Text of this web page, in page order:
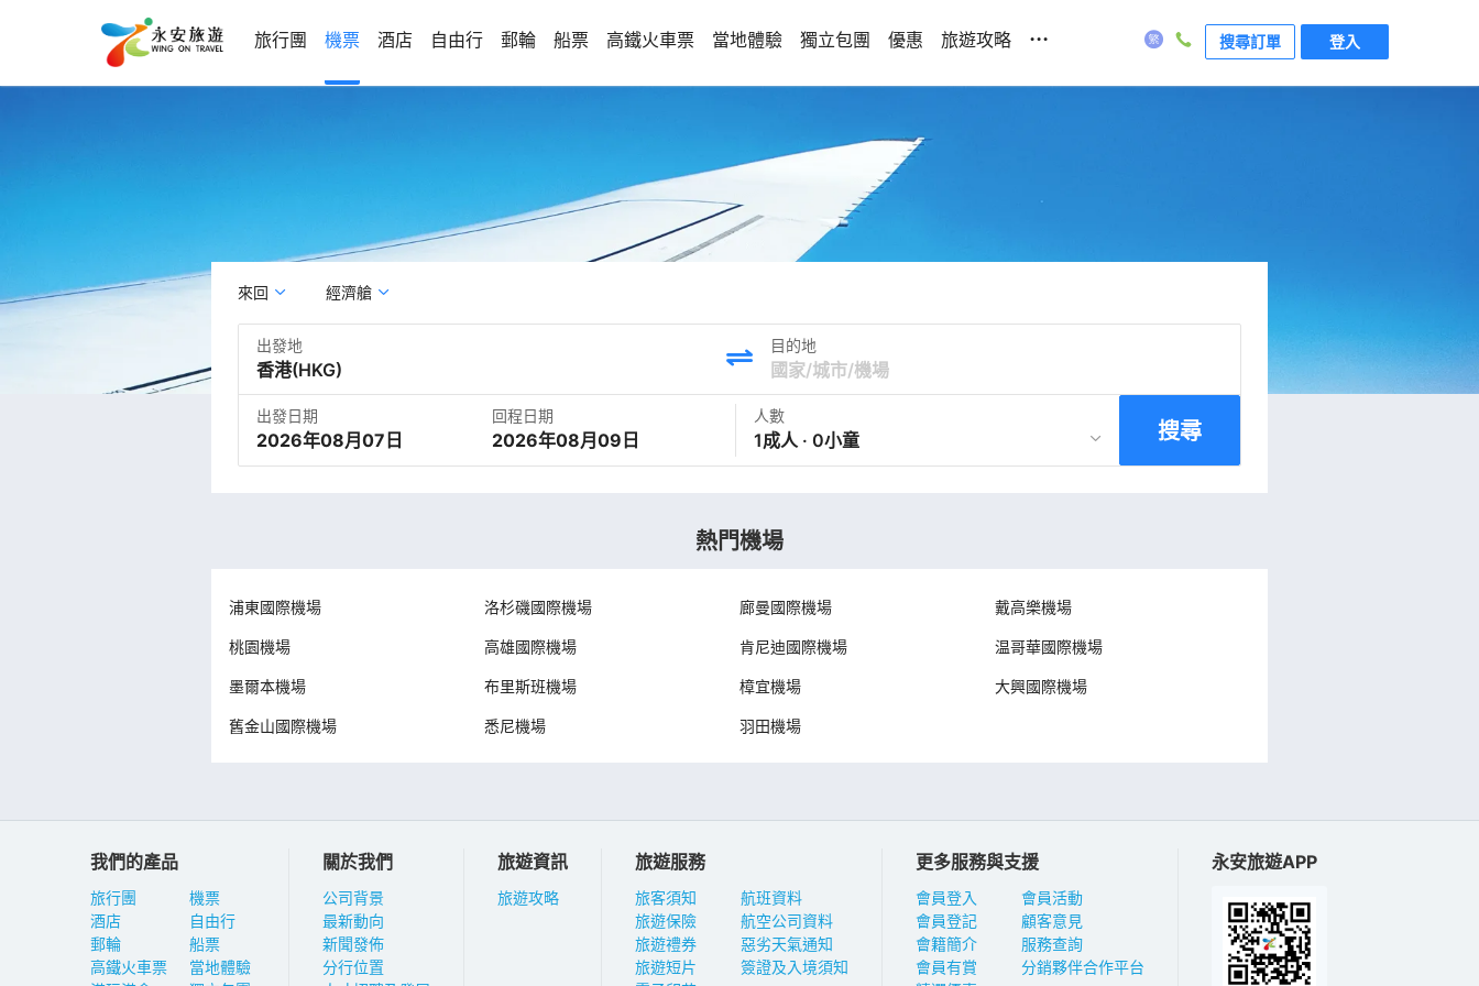
旅行團 機票 酒店 自由行 郵輪 船票 高鐵火車票 當地體驗 獨立包團 優惠 旅遊攻略 ... 搜尋訂單 登入
來回 經濟艙
出發地 目的地
出發日期
2026年08月07日
回程日期
2026年08月09日
人數
1成人 · 0小童 搜尋
熱門機場
浦東國際機場 洛杉磯國際機場 廊曼國際機場 戴高樂機場
桃園機場 高雄國際機場 肯尼迪國際機場 温哥華國際機場
墨爾本機場 布里斯班機場 樟宜機場 大興國際機場
舊金山國際機場 悉尼機場 羽田機場
我們的產品
旅行團
酒店
郵輪
高鐵火車票
機票
自由行
船票
當地體驗
關於我們
公司背景
最新動向
新聞發佈
分行位置
旅遊資訊
旅遊攻略
旅遊服務
旅客須知
旅遊保險
旅遊禮券
旅遊短片
航班資料
航空公司資料
惡劣天氣通知
簽證及入境須知
更多服務與支援
會員登入
會員登記
會籍簡介
會員有賞
會員活動
顧客意見
服務查詢
分銷夥伴合作平台
永安旅遊APP